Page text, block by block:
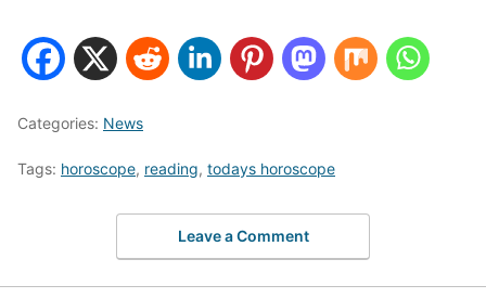
Categories: News
Tags: horoscope, reading, todays horoscope
Leave a Comment